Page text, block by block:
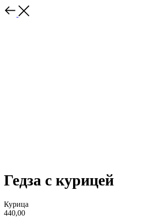
Гедза с курицей
Курица
440,00